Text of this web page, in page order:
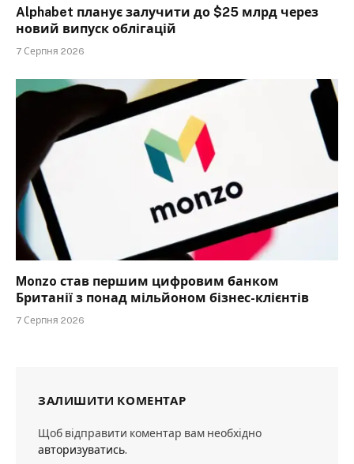
Alphabet планує залучити до $25 млрд через
новий випуск облігацій
7 Серпня 2026
Monzo став першим цифровим банком
Британії з понад мільйоном бізнес-клієнтів
7 Серпня 2026
ЗАЛИШИТИ КОМЕНТАР
Щоб відправити коментар вам необхідно
авторизуватись.